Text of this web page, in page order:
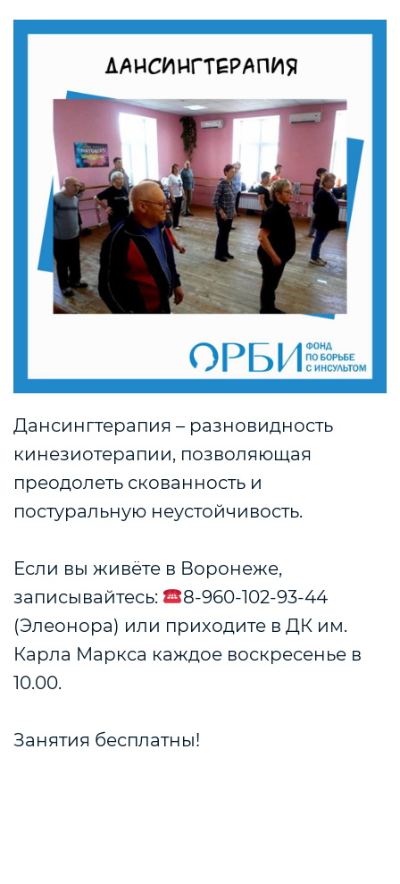
Дансингтерапия – разновидность
кинезиотерапии, позволяющая
преодолеть скованность и
постуральную неустойчивость.
Если вы живёте в Воронеже,
записывайтесь:
8-960-102-93-44
(Элеонора) или приходите в ДК им.
Карла Маркса каждое воскресенье в
10.00.
Занятия бесплатны!